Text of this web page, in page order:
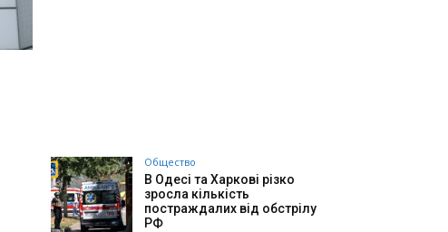
Общество
В Одесі та Харкові різко
зросла кількість
постраждалих від обстрілу
РФ